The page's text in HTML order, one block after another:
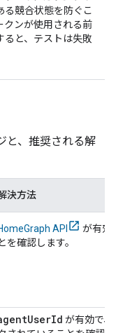
る競合状態を防ぐこ
クンが使用される前
ると、テストは失敗
と、推奨される解
決方法
API
が有効
を確認します。
UserId が有効で